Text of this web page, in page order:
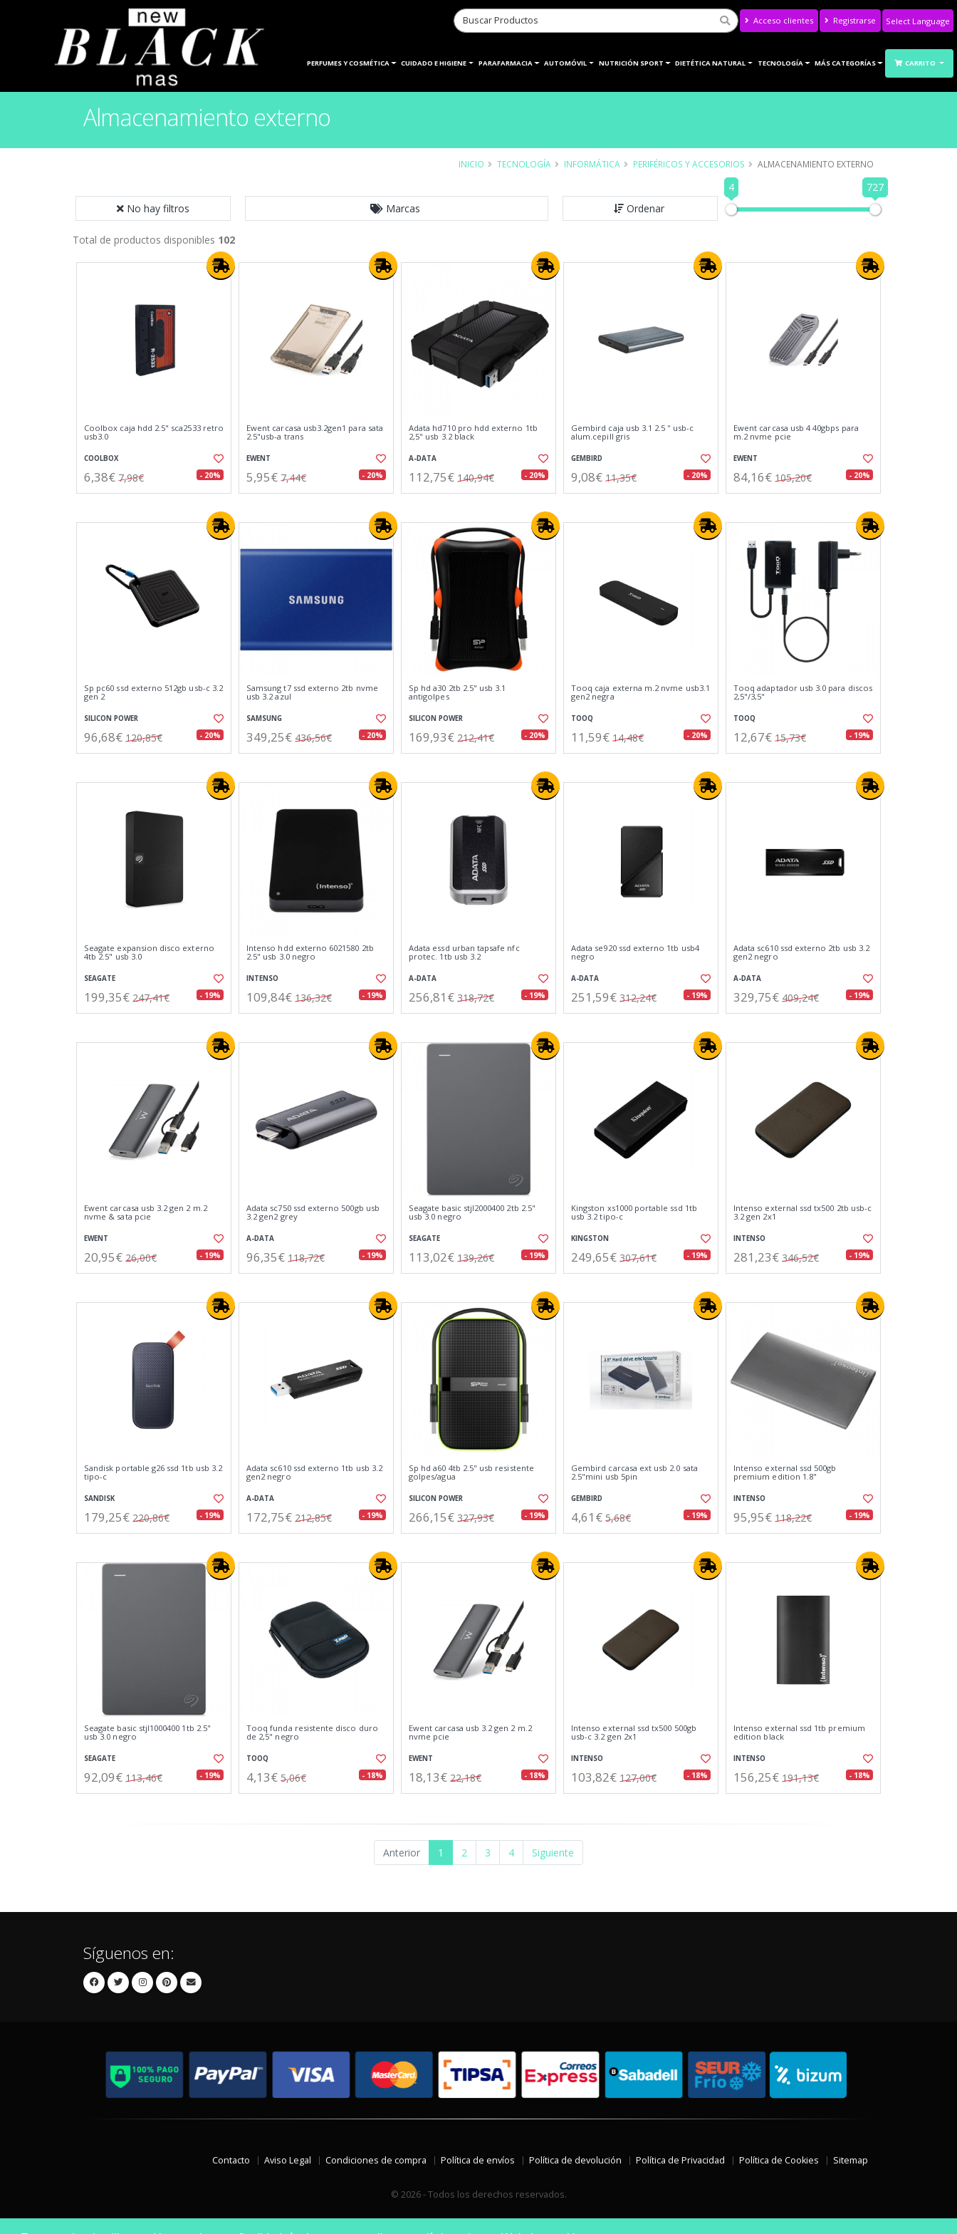
Acceso clientes Registrarse
Translate
PERFUMES Y COSMÉTICA CUIDADO E HIGIENE PARAFARMACIA AUTOMÓVIL NUTRICIÓN SPORT DIETÉTICA NATURAL TECNOLOGÍA MÁS CATEGORÍAS CARRITO
Almacenamiento externo
INICIO TECNOLOGÍA INFORMÁTICA PERIFÉRICOS Y ACCESORIOS ALMACENAMIENTO EXTERNO
No hay filtros Marcas Ordenar
4 727
Total de productos disponibles 102
Coolbox caja hdd 2.5" sca2533 retro
usb3.0
COOLBOX
6,38€ 7,98€ - 20%
Ewent carcasa usb3.2gen1 para sata
2.5"usb-a trans
EWENT
5,95€ 7,44€ - 20%
Adata hd710 pro hdd externo 1tb
2,5" usb 3.2 black
A-DATA
112,75€ 140,94€ - 20%
Gembird caja usb 3.1 2.5 '' usb-c
alum.cepill gris
GEMBIRD
9,08€ 11,35€ - 20%
Ewent carcasa usb 4 40gbps para
m.2 nvme pcie
EWENT
84,16€ 105,20€ - 20%
Sp pc60 ssd externo 512gb usb-c 3.2
gen 2
SILICON POWER
96,68€ 120,85€ - 20%
Samsung t7 ssd externo 2tb nvme
usb 3.2 azul
SAMSUNG
349,25€ 436,56€ - 20%
Sp hd a30 2tb 2.5" usb 3.1
antigolpes
SILICON POWER
169,93€ 212,41€ - 20%
Tooq caja externa m.2 nvme usb3.1
gen2 negra
TOOQ
11,59€ 14,48€ - 20%
Tooq adaptador usb 3.0 para discos
2,5"/3,5"
TOOQ
12,67€ 15,73€ - 19%
Seagate expansion disco externo
4tb 2.5" usb 3.0
SEAGATE
199,35€ 247,41€ - 19%
Intenso hdd externo 6021580 2tb
2.5" usb 3.0 negro
INTENSO
109,84€ 136,32€ - 19%
Adata essd urban tapsafe nfc
protec. 1tb usb 3.2
A-DATA
256,81€ 318,72€ - 19%
Adata se920 ssd externo 1tb usb4
negro
A-DATA
251,59€ 312,24€ - 19%
Adata sc610 ssd externo 2tb usb 3.2
gen2 negro
A-DATA
329,75€ 409,24€ - 19%
Ewent carcasa usb 3.2 gen 2 m.2
nvme & sata pcie
EWENT
20,95€ 26,00€ - 19%
Adata sc750 ssd externo 500gb usb
3.2 gen2 grey
A-DATA
96,35€ 118,72€ - 19%
Seagate basic stjl2000400 2tb 2.5"
usb 3.0 negro
SEAGATE
113,02€ 139,26€ - 19%
Kingston xs1000 portable ssd 1tb
usb 3.2 tipo-c
KINGSTON
249,65€ 307,61€ - 19%
Intenso external ssd tx500 2tb usb-c
3.2 gen 2x1
INTENSO
281,23€ 346,52€ - 19%
Sandisk portable g26 ssd 1tb usb 3.2
tipo-c
SANDISK
179,25€ 220,86€ - 19%
Adata sc610 ssd externo 1tb usb 3.2
gen2 negro
A-DATA
172,75€ 212,85€ - 19%
Sp hd a60 4tb 2.5" usb resistente
golpes/agua
SILICON POWER
266,15€ 327,93€ - 19%
Gembird carcasa ext usb 2.0 sata
2.5"mini usb 5pin
GEMBIRD
4,61€ 5,68€ - 19%
Intenso external ssd 500gb
premium edition 1.8"
INTENSO
95,95€ 118,22€ - 19%
Seagate basic stjl1000400 1tb 2.5"
usb 3.0 negro
SEAGATE
92,09€ 113,46€ - 19%
Tooq funda resistente disco duro
de 2,5" negro
TOOQ
4,13€ 5,06€ - 18%
Ewent carcasa usb 3.2 gen 2 m.2
nvme pcie
EWENT
18,13€ 22,18€ - 18%
Intenso external ssd tx500 500gb
usb-c 3.2 gen 2x1
INTENSO
103,82€ 127,00€ - 18%
Intenso external ssd 1tb premium
edition black
INTENSO
156,25€ 191,13€ - 18%
Anterior 1 2 3 4 Siguiente
Síguenos en:
Contacto Aviso Legal Condiciones de compra Política de envíos Política de devolución Política de Privacidad Política de Cookies Sitemap
© 2026 - Todos los derechos reservados.